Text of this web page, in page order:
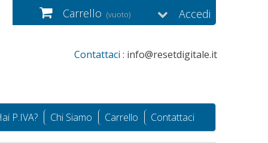
Accedi
Carrello (vuoto)
Contattaci : info@resetdigitale.it
P.IVA? Chi Siamo Carrello Contattaci